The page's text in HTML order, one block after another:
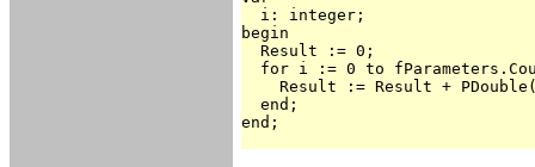
  i: integer;
begin
  Result := 0;
for i := 0 to
Result := Result +
  end;
end;